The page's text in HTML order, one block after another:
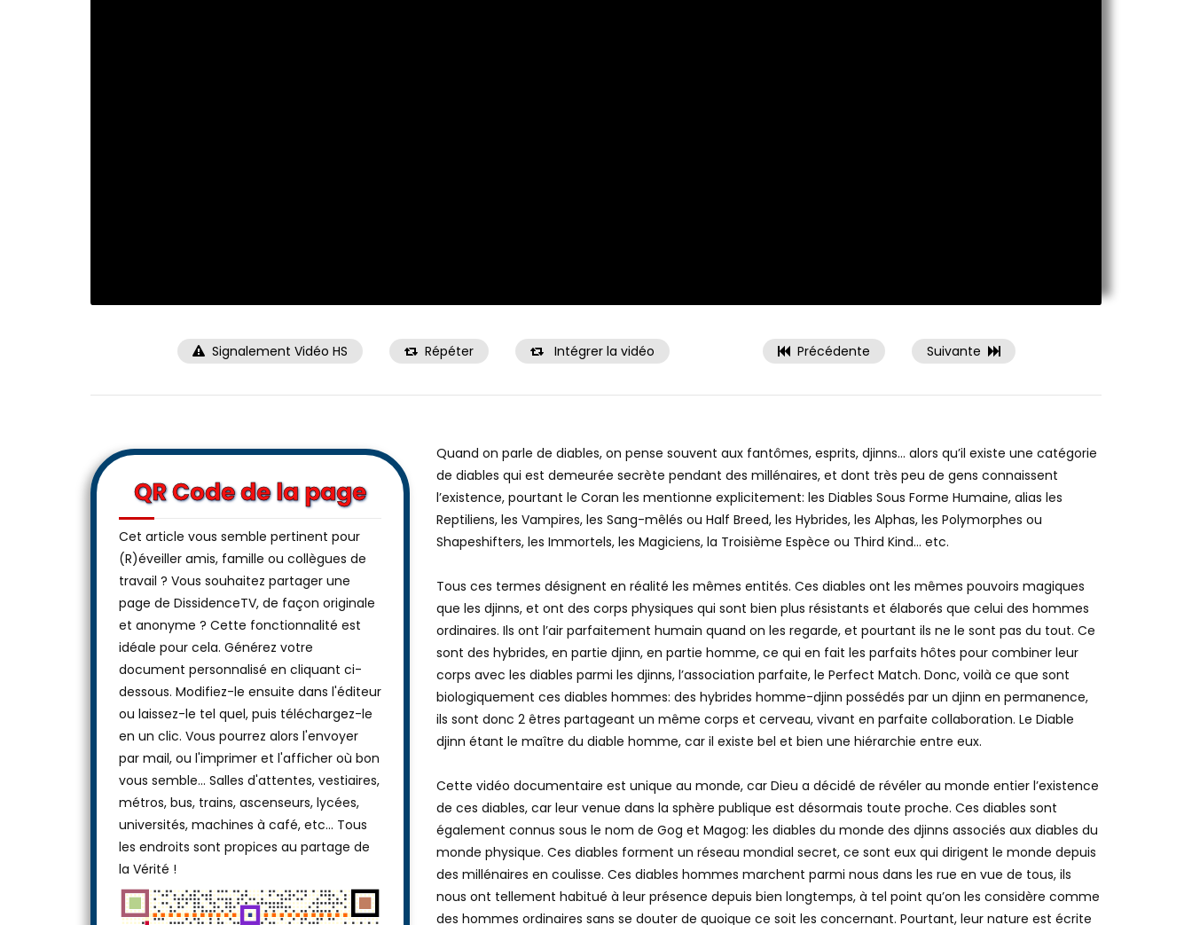
Signalement Vidéo HS Répéter Intégrer la vidéo Précédente Suivante
Quand on parle de diables, on pense souvent aux fantômes, esprits, djinns… alors qu’il existe une catégorie
de diables qui est demeurée secrète pendant des millénaires, et dont très peu de gens connaissent
l’existence, pourtant le Coran les mentionne explicitement: les Diables Sous Forme Humaine, alias les
Shapeshifters, les Immortels, les Magiciens, la Troisième Espèce ou Third Kind… etc.
Tous ces termes désignent en réalité les mêmes entités. Ces diables ont les mêmes pouvoirs magiques
que les djinns, et ont des corps physiques qui sont bien plus résistants et élaborés que celui des hommes
ordinaires. Ils ont l’air parfaitement humain quand on les regarde, et pourtant ils ne le sont pas du tout. Ce
sont des hybrides, en partie djinn, en partie homme, ce qui en fait les parfaits hôtes pour combiner leur
corps avec les diables parmi les djinns, l’association parfaite, le Perfect Match. Donc, voilà ce que sont
biologiquement ces diables hommes: des hybrides homme-djinn possédés par un djinn en permanence,
djinn étant le maître du diable homme, car il existe bel et bien une hiérarchie entre eux.
Cette vidéo documentaire est unique au monde, car Dieu a décidé de révéler au monde entier l’existence
de ces diables, car leur venue dans la sphère publique est désormais toute proche. Ces diables sont
également connus sous le nom de Gog et Magog: les diables du monde des djinns associés aux diables du
monde physique. Ces diables forment un réseau mondial secret, ce sont eux qui dirigent le monde depuis
des millénaires en coulisse. Ces diables hommes marchent parmi nous dans les rue en vue de tous, ils
QR Code de la page
Cet article vous semble pertinent pour
(R)éveiller amis, famille ou collègues de
travail ? Vous souhaitez partager une
page de DissidenceTV, de façon originale
et anonyme ? Cette fonctionnalité est
idéale pour cela. Générez votre
document personnalisé en cliquant ci-
dessous. Modifiez-le ensuite dans l'éditeur
ou laissez-le tel quel, puis téléchargez-le
en un clic. Vous pourrez alors l'envoyer
par mail, ou l'imprimer et l'afficher où bon
vous semble… Salles d'attentes, vestiaires,
métros, bus, trains, ascenseurs, lycées,
universités, machines à café, etc... Tous
les endroits sont propices au partage de
la Vérité !